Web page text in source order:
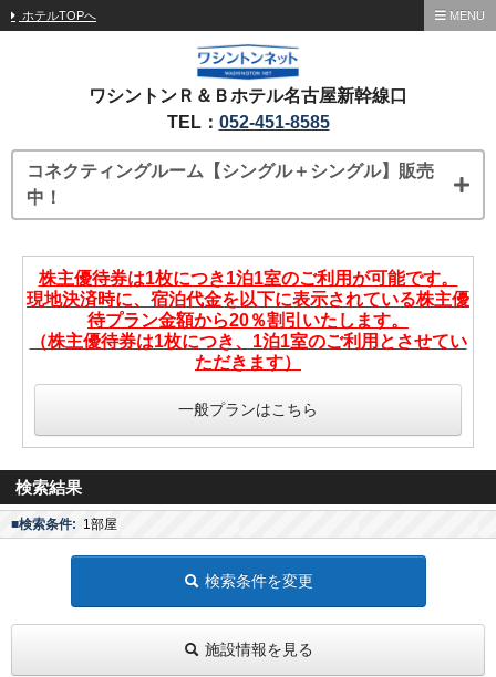
ホテルTOPへ MENU
ワシントンＲ＆Ｂホテル名古屋新幹線口
TEL： 052-451-8585
コネクティングルーム【シングル＋シングル】販売
中！
株主優待券は1枚につき1泊1室のご利用が可能です。
現地決済時に、宿泊代金を以下に表示されている株主優
待プラン金額から20％割引いたします。
（株主優待券は1枚につき、1泊1室のご利用とさせてい
ただきます）
一般プランはこちら
検索結果
■検索条件: 1部屋
検索条件を変更
施設情報を見る